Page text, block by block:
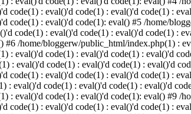
code(1) : eval()'d code(1) : eval()'d code(1) :
code(1) : eval()'d code(1): eval() #5 /home/
code(1) : eval()'d code(1) : eval()'d code(1) :
/home/bloggerw/public_html/index.php(1) :
: eval()'d code(1) : eval()'d code(1) : eval()'d
: eval()'d code(1) : eval()'d code(1) : eval()'d
code(1) : eval()'d code(1) : eval()'d code(1) :
eval()'d code(1) : eval()'d code(1) : eval()'d
: eval()'d code(1) : eval()'d code(1): eval() #9
code(1) : eval()'d code(1) : eval()'d code(1) :